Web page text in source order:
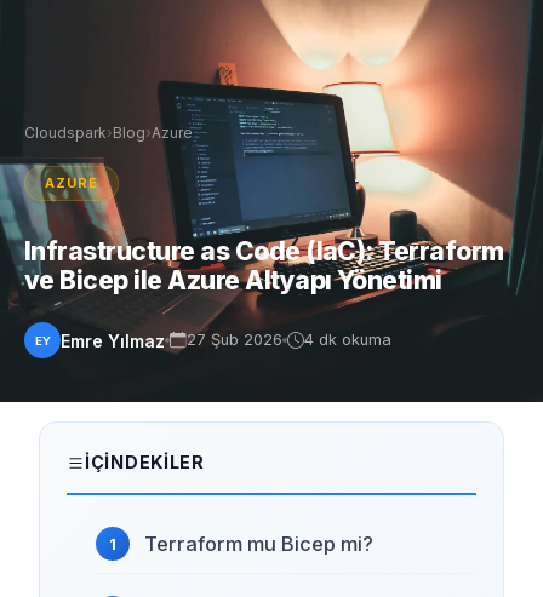
Cloudspark›Blog›Azure
AZURE
Infrastructure as Code (IaC): Terraform
ve Bicep ile Azure Altyapı Yönetimi
EY Emre Yılmaz 27 Şub 2026 4 dk okuma
İÇINDEKILER
Terraform mu Bicep mi?